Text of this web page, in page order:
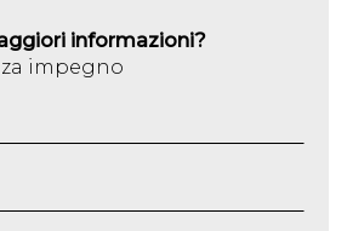
informazioni?
impegno